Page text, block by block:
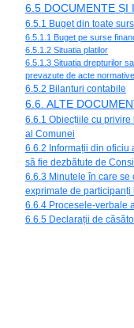
6.5 DOCUMENTE ȘI
6.5.1 Buget din toate
6.5.1.1 Buget pe surse
6.5.1.2 Situatia platilor
6.5.1.3 Situatia drepturilor
prevazute de acte normative
6.5.2 Bilanturi contabile
6.6. ALTE
6.6.1 Obiecțiile cu
al Comunei
6.6.2 Informații din oficiu
să fie dezbătute de
6.6.3 Minutele în care se
exprimate de
6.6.4 Procesele-verbale
6.6.5 Declarații de